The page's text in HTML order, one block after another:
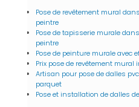
Pose de revêtement mural
peintre
Pose de tapisserie murale
peintre
Pose de peinture murale avec
Prix pose de revêtement mural
Artisan pour pose de dalles
parquet
Pose et installation de dalles